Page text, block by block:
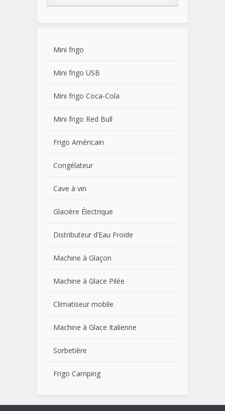
Mini frigo
Mini frigo USB
Mini frigo Coca-Cola
Mini frigo Red Bull
Frigo Américain
Congélateur
Cave à vin
Glacière Électrique
Distributeur d’Eau Froide
Machine à Glaçon
Machine à Glace Pilée
Climatiseur mobile
Machine à Glace Italienne
Sorbetière
Frigo Camping